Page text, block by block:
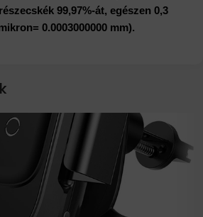
99,97%-át, egészen 0,3
0.0003000000 mm).